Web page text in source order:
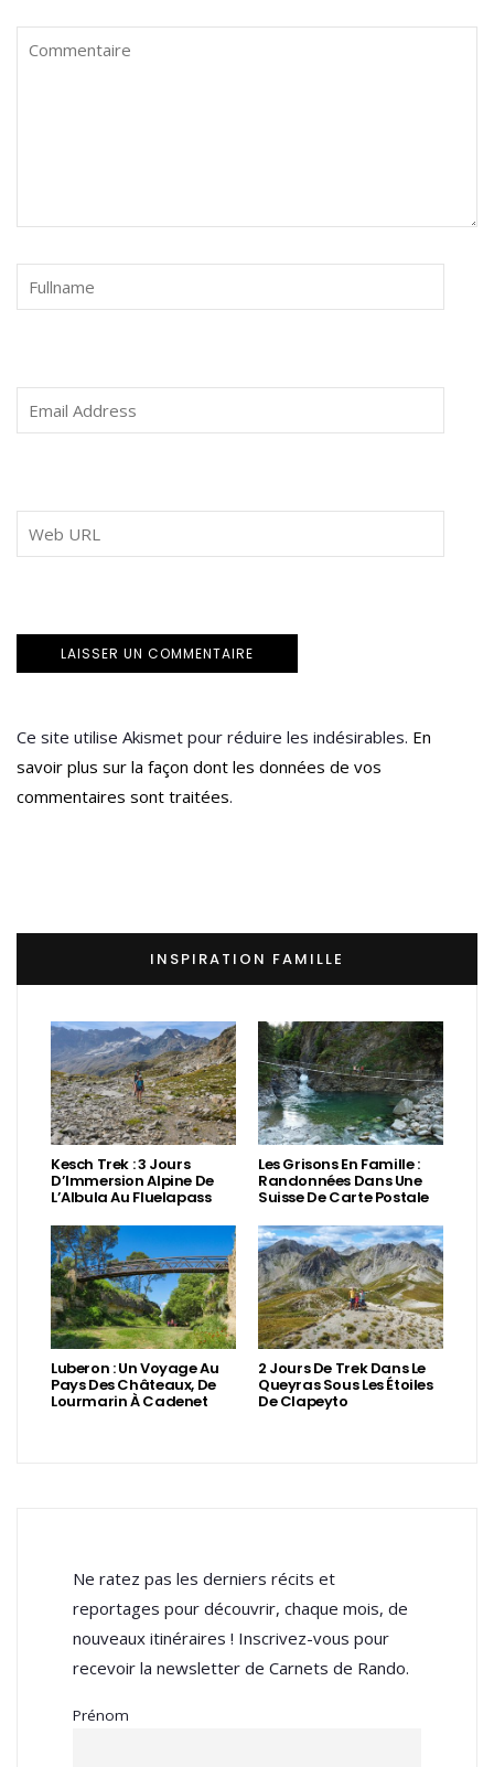
Ce site utilise Akismet pour réduire les indésirables. En
savoir plus sur la façon dont les données de vos
commentaires sont traitées.
INSPIRATION FAMILLE
Kesch Trek : 3 Jours
D’Immersion Alpine De
L’Albula Au Fluelapass
Les Grisons En Famille :
Randonnées Dans Une
Suisse De Carte Postale
Luberon : Un Voyage Au
Pays Des Châteaux, De
Lourmarin À Cadenet
2 Jours De Trek Dans Le
Queyras Sous Les Étoiles
De Clapeyto
Ne ratez pas les derniers récits et
reportages pour découvrir, chaque mois, de
nouveaux itinéraires ! Inscrivez-vous pour
recevoir la newsletter de Carnets de Rando.
Prénom